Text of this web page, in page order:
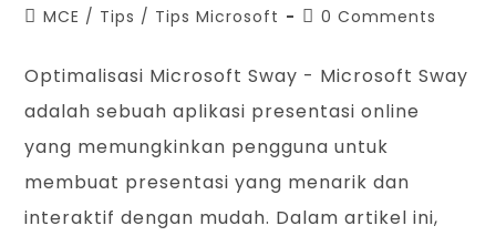
MCE / Tips / Tips Microsoft 0 Comments
Optimalisasi Microsoft Sway - Microsoft Sway
adalah sebuah aplikasi presentasi online
yang memungkinkan pengguna untuk
membuat presentasi yang menarik dan
interaktif dengan mudah. Dalam artikel ini,